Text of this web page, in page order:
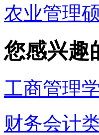
农业管理
您感兴趣
工商管理
财务会计